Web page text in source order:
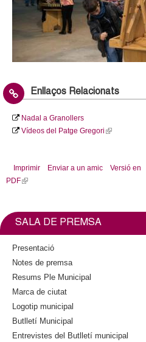
Enllaços Relacionats
Nadal a Granollers
Vídeos del Patge Gregori (
x
Imprimir Enviar a un amic
Versió en
PDF(
n
i
t
e
r
n
SALA DE PREMSA
Presentació
Notes de premsa
Resums Ple Municipal
Marca de ciutat
Logotip municipal
Butlletí Municipal
Entrevistes del Butlletí municipal